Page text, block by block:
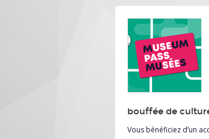
bouffée de
Vous bénéficiez d’un